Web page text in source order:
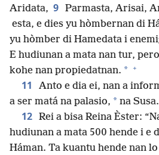
Aridata, 9 Parmasta, Arisai,
esta, e dies yu hòmbernan di
yu hòmber di Hamedata i
E hudiunan a mata nan tur,
kohe nan propiedatnan. * +
11
Anto e dia ei, nan a
a ser matá na palasio, * na Susa.
12 Rei a bisa Reina Èster:
hudiunan a mata 500 hende i e
Háman. Ta kuantu hende nan